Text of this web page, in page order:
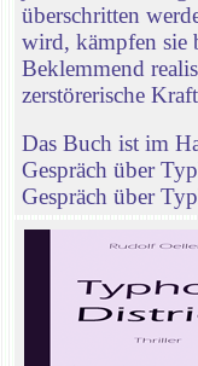
überschritten
wird, kämpfen sie
Beklemmend
zerstörerische
Das Buch ist im
Gespräch über
Gespräch über